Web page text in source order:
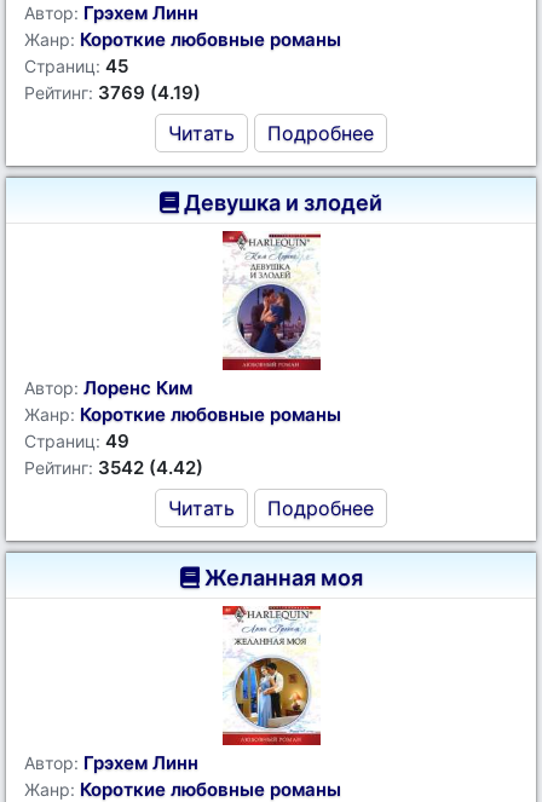
Автор: Грэхем Линн
Жанр: Короткие любовные романы
Страниц: 45
Рейтинг: 3769 (4.19)
Читать Подробнее
Девушка и злодей
Автор: Лоренс Ким
Жанр: Короткие любовные романы
Страниц: 49
Рейтинг: 3542 (4.42)
Читать Подробнее
Желанная моя
Автор: Грэхем Линн
Жанр: Короткие любовные романы